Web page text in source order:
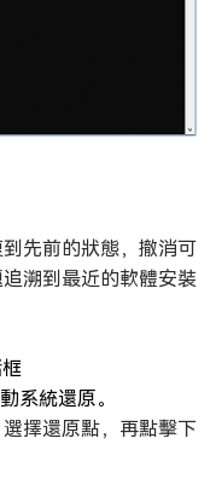
先前的狀態，撤消可
溯到最近的軟體安裝
系統還原。
擇還原點，再點擊下